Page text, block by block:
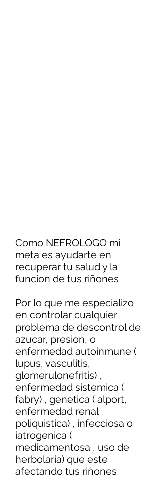
Como NEFROLOGO mi
meta es ayudarte en
recuperar tu salud y la
funcion de tus riñones
Por lo que me especializo
en controlar cualquier
problema de descontrol de
azucar, presion, o
enfermedad autoinmune (
lupus, vasculitis,
glomerulonefritis) ,
enfermedad sistemica (
fabry) , genetica ( alport,
enfermedad renal
poliquistica) , infecciosa o
iatrogenica (
medicamentosa , uso de
herbolaria) que este
afectando tus riñones